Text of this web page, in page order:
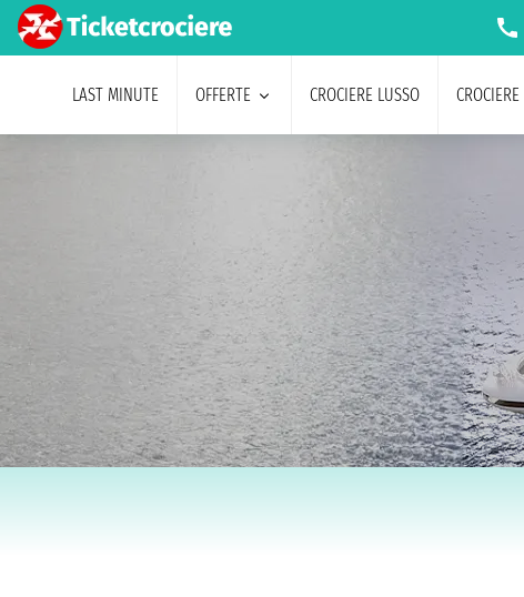
LAST MINUTE OFFERTE CROCIERE LUSSO CROCIERE